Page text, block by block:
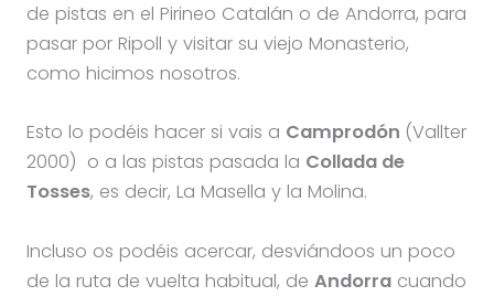
de pistas en el Pirineo Catalán o de Andorra, para
pasar por Ripoll y visitar su viejo Monasterio,
como hicimos nosotros.
Esto lo podéis hacer si vais a Camprodón (Vallter
2000) o a las pistas pasada la Collada de
Tosses, es decir, La Masella y la Molina.
Incluso os podéis acercar, desviándoos un poco
de la ruta de vuelta habitual, de Andorracuando